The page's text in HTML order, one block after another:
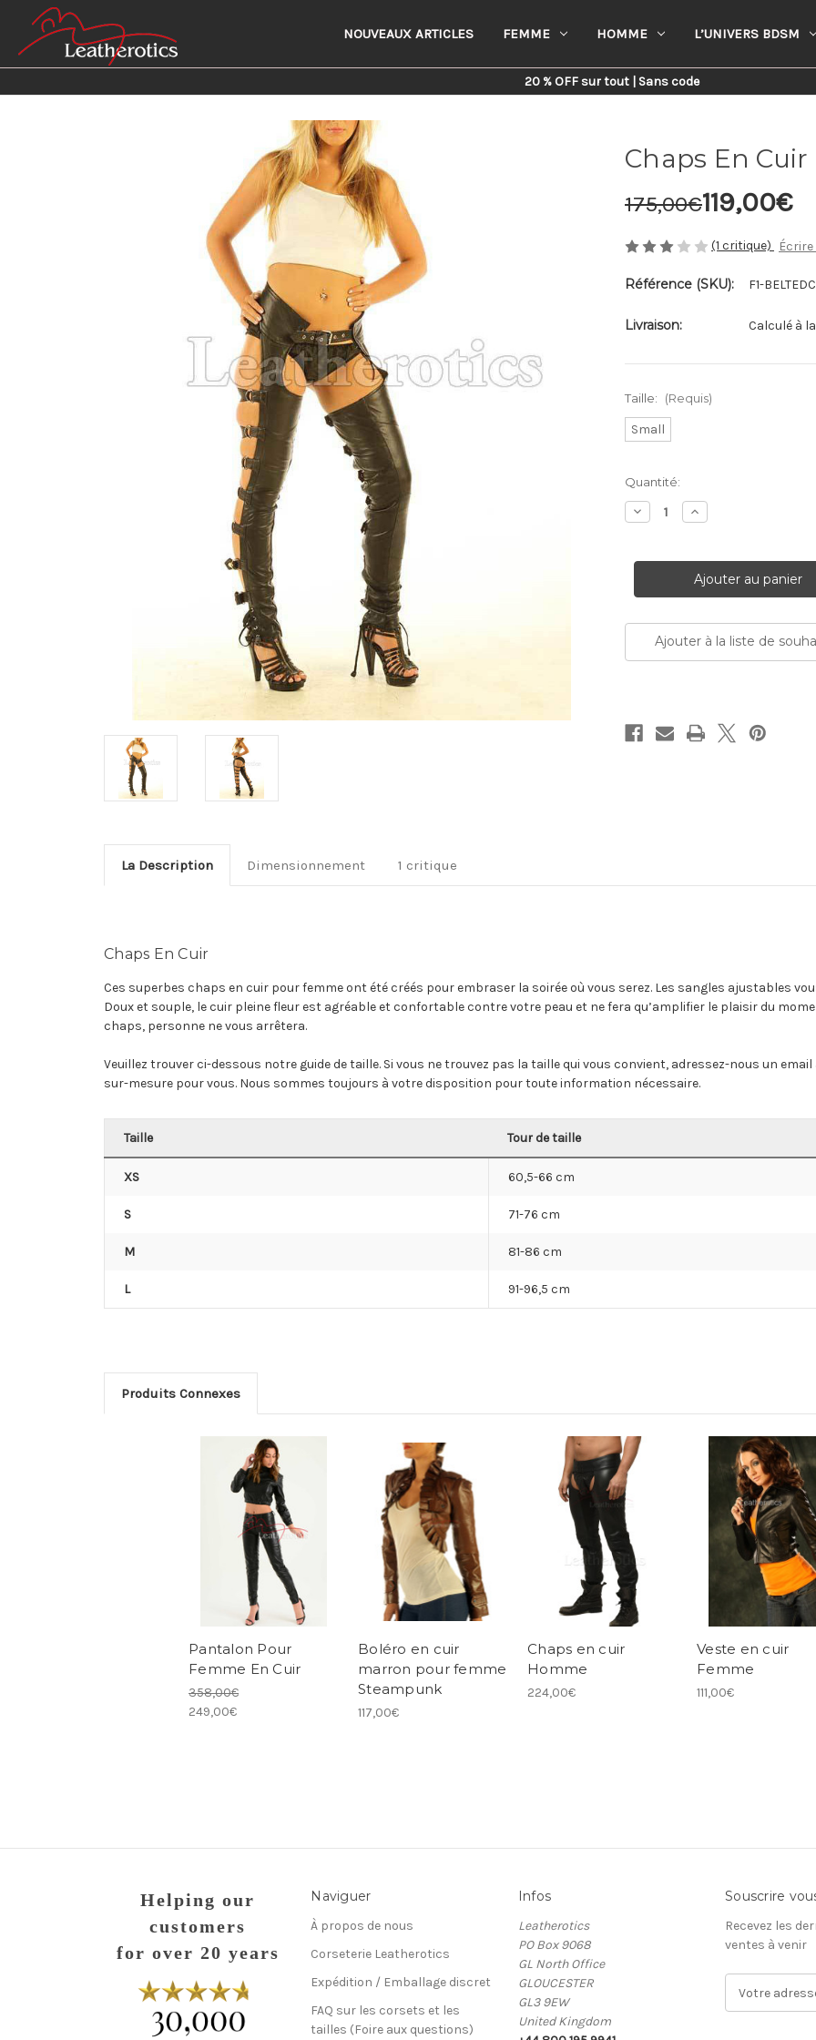
NOUVEAUX ARTICLES FEMME HOMME L’UNIVERS BDSM
20 % OFF sur tout | Sans code
Femme Chaps En Cuir Pour Femme
Chaps En
175,00€119,00€
(1 critique)
Référence (SKU): F1-
Livraison: Calculé à
Taille: (Requis)
Small
Stock
Actuel:
Quantité:
Diminuer
la
Augmenter
la
Ajouter à la liste de
La Description Dimensionnement 1 critique
Chaps En Cuir
Ces superbes chaps en cuir pour femme ont été créés pour embraser la soirée où vous serez. Les sangles ajustables
Doux et souple, le cuir pleine fleur est agréable et confortable contre votre peau et ne fera qu’amplifier le plaisir du
chaps, personne ne vous arrêtera.
Veuillez trouver ci-dessous notre guide de taille. Si vous ne trouvez pas la taille qui vous convient, adressez-nous un
sur-mesure pour vous. Nous sommes toujours à votre disposition pour toute information nécessaire.
Taille Tour de taille
XS 60,5-66 cm
S 71-76 cm
M 81-86 cm
L 91-96,5 cm
Produits Connexes
Pantalon Pour
Femme En Cuir
358,00€
249,00€
Boléro en cuir
marron pour femme
Steampunk
117,00€
Chaps en cuir
Homme
224,00€
Veste en cuir
Femme
111,00€
Helping our
customers
for over 20 years
Naviguer
À propos de nous
Corseterie Leatherotics
Expédition / Emballage discret
FAQ sur les corsets et les
tailles (Foire aux questions)
Infos
Leatherotics
PO Box 9068
GL North Office
GLOUCESTER
GL3 9EW
United Kingdom
Souscrire
Recevez les
ventes à venir